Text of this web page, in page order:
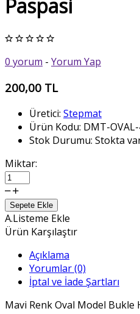
Paspasi
0 yorum - Yorum Yap
200,00 TL
Üretici: Stepmat
Ürün Kodu: DMT-
Stok Durumu: Stokta
Miktar:
Sepete Ekle
A.Listeme Ekle
Ürün Karşılaştır
Açıklama
Yorumlar (0)
İptal ve İade Şartları
Mavi Renk Oval Model Bukle